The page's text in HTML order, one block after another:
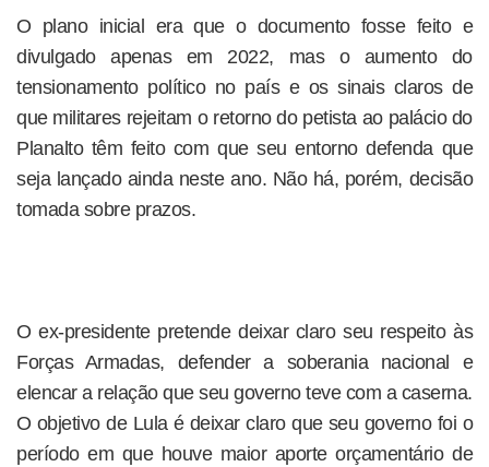
O plano inicial era que o documento fosse feito e
divulgado apenas em 2022, mas o aumento do
tensionamento político no país e os sinais claros de
que militares rejeitam o retorno do petista ao palácio do
Planalto têm feito com que seu entorno defenda que
seja lançado ainda neste ano. Não há, porém, decisão
tomada sobre prazos.
O ex-presidente pretende deixar claro seu respeito às
Forças Armadas, defender a soberania nacional e
elencar a relação que seu governo teve com a caserna.
O objetivo de Lula é deixar claro que seu governo foi o
período em que houve maior aporte orçamentário de